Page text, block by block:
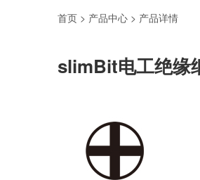
首页 > 产品中心 > 产品详情
slimBit电工绝缘